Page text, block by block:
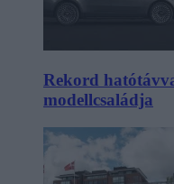
Rekord
modellcsaládja